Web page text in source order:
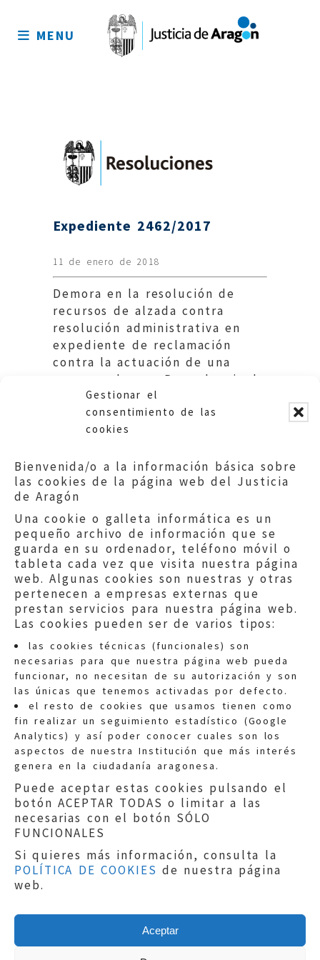
Gestionar el
consentimiento de las
cookies
Bienvenida/o a la información básica sobre
las cookies de la página web del Justicia
de Aragón
Una cookie o galleta informática es un
pequeño archivo de información que se
guarda en su ordenador, teléfono móvil o
tableta cada vez que visita nuestra página
web. Algunas cookies son nuestras y otras
pertenecen a empresas externas que
prestan servicios para nuestra página web.
Las cookies pueden ser de varios tipos:
las cookies técnicas (funcionales) son
necesarias para que nuestra página web pueda
funcionar, no necesitan de su autorización y son
las únicas que tenemos activadas por defecto.
el resto de cookies que usamos tienen como
fin realizar un seguimiento estadístico (Google
Analytics) y así poder conocer cuales son los
aspectos de nuestra Institución que más interés
genera en la ciudadanía aragonesa.
Puede aceptar estas cookies pulsando el
botón ACEPTAR TODAS o limitar a las
necesarias con el botón SÓLO
FUNCIONALES
Si quieres más información, consulta la
POLÍTICA DE COOKIES de nuestra página
web.
Aceptar
sitio
MENU
Expediente 2462/2017
11 de enero de 2018
Demora en la resolución de
recursos de alzada contra
resolución administrativa en
expediente de reclamación
contra la actuación de una
empresa de gas. Procedencia de
resolver. DGA.
Quejas:quejas@eljusticiadearagon.es
Información general:
informacion@eljusticiadearagon.es
Teléfonos:900 210 210/
Aviso legal|Política de privacidad|
Protección de Datos
Política de cookies
Copyright © 2019El Justicia de Aragón|